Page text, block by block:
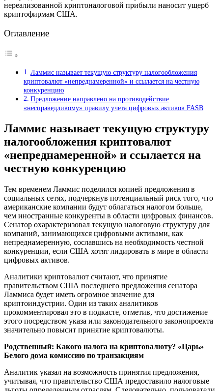
нереализованной криптоналоговой прибыли наносит ущерб
криптофирмам США.
Оглавление
Ламмис называет текущую структуру налогообложения
криптовалют «непреднамеренной» и ссылается на честную
конкуренцию
Предложение направлено на противодействие
«несправедливому» правилу учета цифровых активов FASB
Ламмис называет текущую структуру
налогообложения криптовалют
«непреднамеренной» и ссылается на
честную конкуренцию
Тем временем Ламмис поделился копией предложения в
социальных сетях, подчеркнув потенциальный риск того, что
американские компании будут облагаться налогом больше,
чем иностранные конкуренты в области цифровых финансов.
Сенатор охарактеризовал текущую налоговую структуру для
компаний, занимающихся цифровыми активами, как
непреднамеренную, сославшись на необходимость честной
конкуренции, если США хотят лидировать в мире в области
цифровых активов.
Аналитики криптовалют считают, что принятие
правительством США последнего предложения сенатора
Ламмиса будет иметь огромное значение для
криптоиндустрии. Один из таких аналитиков
прокомментировал это в подкасте, отметив, что достижение
этого посредством указа или законодательного законопроекта
значительно повысит принятие криптовалюты.
Родственный: Какого налога на криптовалюту? «Царь»
Белого дома комиссию по транзакциям
Аналитик указал на возможность принятия предложения,
учитывая, что правительство США предоставило налоговые